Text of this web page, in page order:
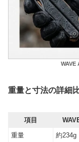
WAVE
重量と寸法の詳細
項目
重量
約234g